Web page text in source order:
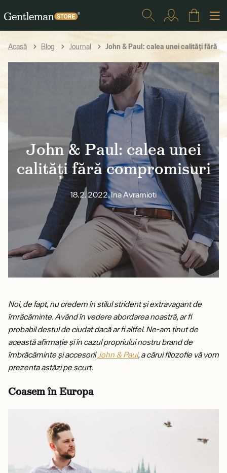
Acasă Blog Journal John & Paul: calea unei calități fără
John & Paul: calea unei
calități fără compromisuri
18.2. 2022, Ina Avramioti
Noi, de fapt, nu credem în stilul strident și extravagant de
îmrăcăminte. Având în vedere abordarea noastră, ar fi
probabil destul de ciudat dacă ar fi altfel. Ne-am ținut de
această afirmație și în cazul propriului nostru brand de
îmbrăcăminte și accesorii John & Paul, a cărui filozofie vă vom
prezenta astăzi pe scurt.
Coasem în Europa